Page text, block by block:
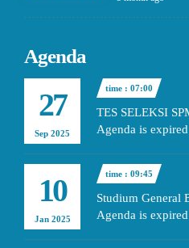
Agenda
27
Sep 2025
time : 07:00
TES SELEKSI
Agenda is expired
10
Jan 2025
time : 09:45
Studium General
Agenda is expired